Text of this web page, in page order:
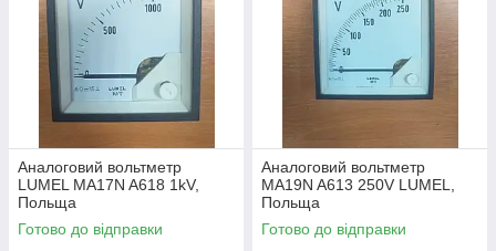
Аналоговий вольтметр
LUMEL MA17N A618 1kV,
Польща
Готово до відправки
Аналоговий вольтметр
MA19N A613 250V LUMEL,
Польща
Готово до відправки